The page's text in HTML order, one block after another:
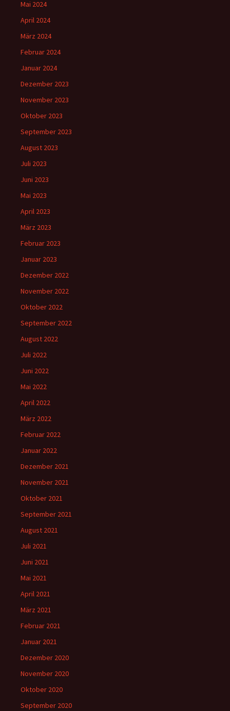
Mai 2024
April 2024
März 2024
Februar 2024
Januar 2024
Dezember 2023
November 2023
Oktober 2023
September 2023
August 2023
Juli 2023
Juni 2023
Mai 2023
April 2023
März 2023
Februar 2023
Januar 2023
Dezember 2022
November 2022
Oktober 2022
September 2022
August 2022
Juli 2022
Juni 2022
Mai 2022
April 2022
März 2022
Februar 2022
Januar 2022
Dezember 2021
November 2021
Oktober 2021
September 2021
August 2021
Juli 2021
Juni 2021
Mai 2021
April 2021
März 2021
Februar 2021
Januar 2021
Dezember 2020
November 2020
Oktober 2020
September 2020